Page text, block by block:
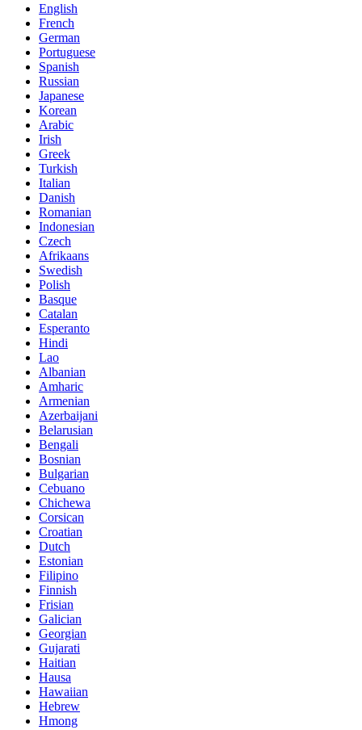
English
French
German
Portuguese
Spanish
Russian
Japanese
Korean
Arabic
Irish
Greek
Turkish
Italian
Danish
Romanian
Indonesian
Czech
Afrikaans
Swedish
Polish
Basque
Catalan
Esperanto
Hindi
Lao
Albanian
Amharic
Armenian
Azerbaijani
Belarusian
Bengali
Bosnian
Bulgarian
Cebuano
Chichewa
Corsican
Croatian
Dutch
Estonian
Filipino
Finnish
Frisian
Galician
Georgian
Gujarati
Haitian
Hausa
Hawaiian
Hebrew
Hmong